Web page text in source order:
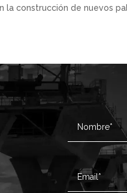
la construcción de nuevos